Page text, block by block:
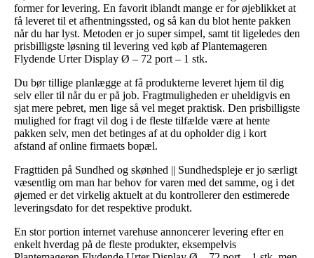
former for levering. En favorit iblandt mange er for øjeblikket at
få leveret til et afhentningssted, og så kan du blot hente pakken
når du har lyst. Metoden er jo super simpel, samt tit ligeledes den
prisbilligste løsning til levering ved køb af Plantemageren
Flydende Urter Display Ø – 72 port – 1 stk.
Du bør tillige planlægge at få produkterne leveret hjem til dig
selv eller til når du er på job. Fragtmuligheden er uheldigvis en
sjat mere pebret, men lige så vel meget praktisk. Den prisbilligste
mulighed for fragt vil dog i de fleste tilfælde være at hente
pakken selv, men det betinges af at du opholder dig i kort
afstand af online firmaets bopæl.
Fragttiden på Sundhed og skønhed || Sundhedspleje er jo særligt
væsentlig om man har behov for varen med det samme, og i det
øjemed er det virkelig aktuelt at du kontrollerer den estimerede
leveringsdato for det respektive produkt.
En stor portion internet varehuse annoncerer levering efter en
enkelt hverdag på de fleste produkter, eksempelvis